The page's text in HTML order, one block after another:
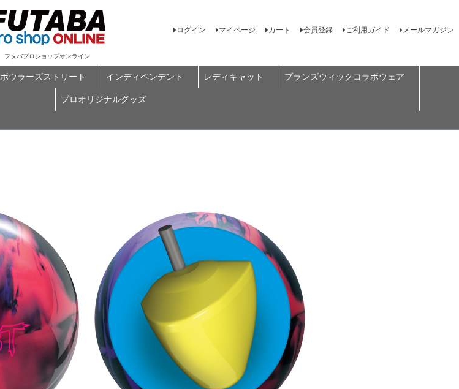
フタバプロショップオンライン
ログイン マイページ カート 会員登録 ご利用ガイド メールマガジン
ボウラーズストリート インディペンデント レディキャット ブランズウィックコラボウェア
プロオリジナルグッズ